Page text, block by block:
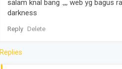
salam knal bang .,,, web yg bagus
darkness
Reply Delete
Replies